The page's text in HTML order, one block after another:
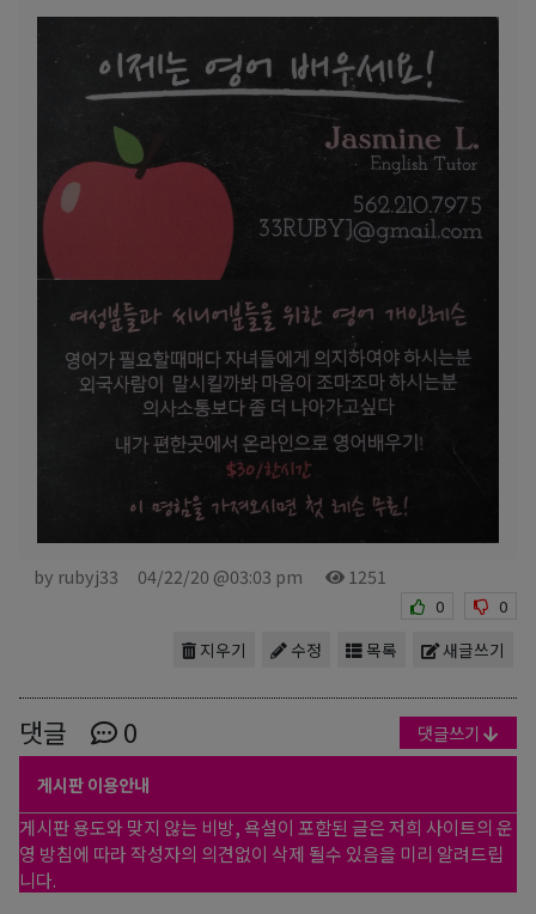
by rubyj33 04/22/20 @03:03 pm 1251
0 0
새글쓰기
목록
수정
지우기
댓글 0 댓글쓰기
게시판 이용안내
게시판 용도와 맞지 않는 비방, 욕설이 포함된 글은 저희 사이트의 운
영 방침에 따라 작성자의 의견없이 삭제 될수 있음을 미리 알려드립
니다.